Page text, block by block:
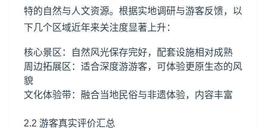
特的自然与人文资源。根据实地调研与游客反馈，以
下几个区域近年来关注度显著上升：
核心景区：自然风光保存完好，配套设施相对成熟
周边拓展区：适合深度游游客，可体验更原生态的风
貌
文化体验带：融合当地民俗与非遗体验，内容丰富
2.2 游客真实评价汇总